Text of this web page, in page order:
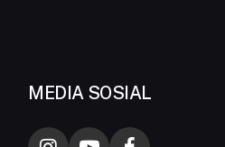
MEDIA SOSIAL